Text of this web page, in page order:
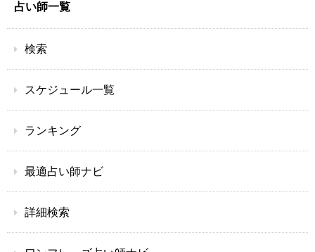
占い師一覧
検索
スケジュール一覧
ランキング
最適占い師ナビ
詳細検索